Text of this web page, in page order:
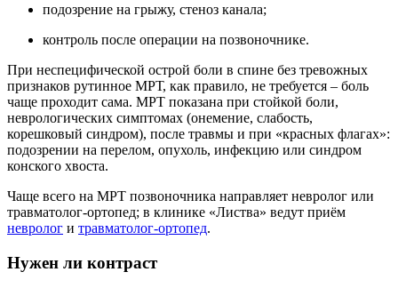
подозрение на грыжу, стеноз канала;
контроль после операции на позвоночнике.
При неспецифической острой боли в спине без тревожных
признаков рутинное МРТ, как правило, не требуется – боль
чаще проходит сама. МРТ показана при стойкой боли,
неврологических симптомах (онемение, слабость,
корешковый синдром), после травмы и при «красных флагах»:
подозрении на перелом, опухоль, инфекцию или синдром
конского хвоста.
Чаще всего на МРТ позвоночника направляет невролог или
травматолог-ортопед; в клинике «Листва» ведут приём
невролог и травматолог-ортопед.
Нужен ли контраст